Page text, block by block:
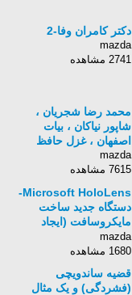
دکتر کامران وفا-2
mazda
2741 مشاهده
محمد رضا شجریان ،
شاپور نیاکان ، بیات
اصفهان ، غزل حافظ
mazda
7615 مشاهده
Microsoft HoloLens-
دستگاه جدید ساخت
مایکروسافت (ایجاد
تصاویر مجازی بر روی
عینک)
mazda
1680 مشاهده
قضیه ساندویچی
(فشردگی) و یک مثال